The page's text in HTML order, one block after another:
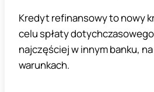
Kredyt refinansowy to nowy
celu spłaty
najczęściej w innym banku,
warunkach.